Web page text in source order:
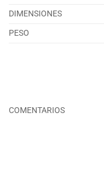
DIMENSIONES
PESO
COMENTARIOS